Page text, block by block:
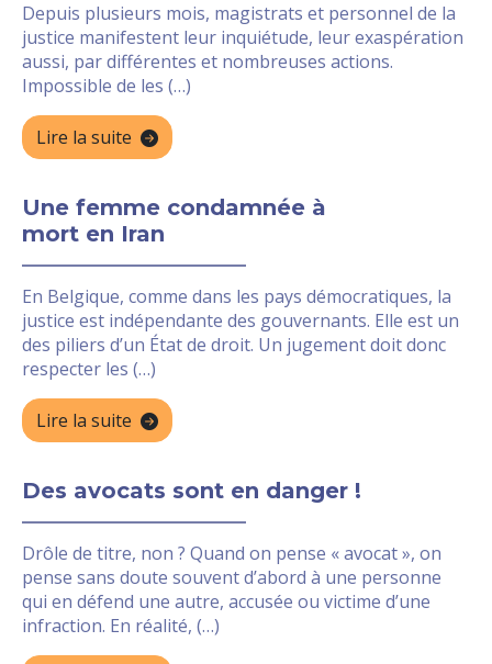
Depuis plusieurs mois, magistrats et personnel de la
justice manifestent leur inquiétude, leur exaspération
aussi, par différentes et nombreuses actions.
Impossible de les (…)
Lire la suite
Une femme condamnée à
mort en Iran
En Belgique, comme dans les pays démocratiques, la
justice est indépendante des gouvernants. Elle est un
des piliers d’un État de droit. Un jugement doit donc
respecter les (…)
Lire la suite
Des avocats sont en danger !
Drôle de titre, non ? Quand on pense « avocat », on
pense sans doute souvent d’abord à une personne
qui en défend une autre, accusée ou victime d’une
infraction. En réalité, (…)